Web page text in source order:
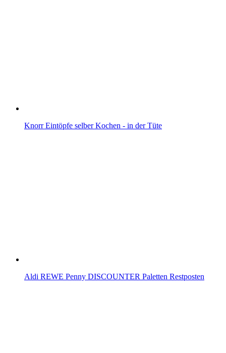
Knorr Eintöpfe selber Kochen - in der Tüte
Aldi REWE Penny DISCOUNTER Paletten Restposten